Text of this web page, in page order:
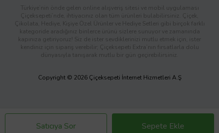
Satıcıya Sor Sepete Ekle
Türkiye’nin önde gelen online alışveriş sitesi ve mobil uygulaması
Çiçeksepeti’nde, ihtiyacınız olan tüm ürünleri bulabilirsiniz. Çiçek,
Çikolata, Hediye, Kişiye Özel Ürünler ve Hediye Setleri gibi birçok farklı
kategoride aradığınız binlerce ürünü sizlere sunuyor ve zamanında
kapınıza getiriyoruz! Siz de ister sevdiklerinizi mutlu etmek için, ister
kendiniz için sipariş verebilir; Çiçeksepeti Extra’nın fırsatlarla dolu
dünyasıyla tanışarak mutlu bir gün geçirebilirsiniz.
Copyright © 2026 Çiçeksepeti İnternet Hizmetleri A.Ş